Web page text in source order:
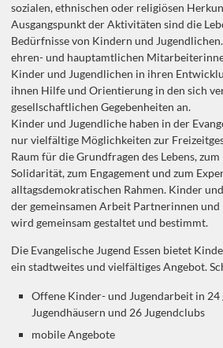
sozialen, ethnischen oder religiösen
Ausgangspunkt der Aktivitäten sind die
Bedürfnisse von Kindern und
ehren- und hauptamtlichen
Kinder und Jugendlichen in ihren
ihnen Hilfe und Orientierung in den sich
gesellschaftlichen Gegebenheiten an.
Kinder und Jugendliche haben in der
nur vielfältige Möglichkeiten zur
Raum für die Grundfragen des Lebens,
Solidarität, zum Engagement und zum
alltagsdemokratischen Rahmen. Kinder
der gemeinsamen Arbeit Partnerinnen
wird gemeinsam gestaltet und bestimmt.
Die Evangelische Jugend Essen bietet
ein stadtweites und vielfältiges Angebot.
Offene Kinder- und Jugendarbeit in
Jugendhäusern und 26 Jugendclubs
mobile Angebote